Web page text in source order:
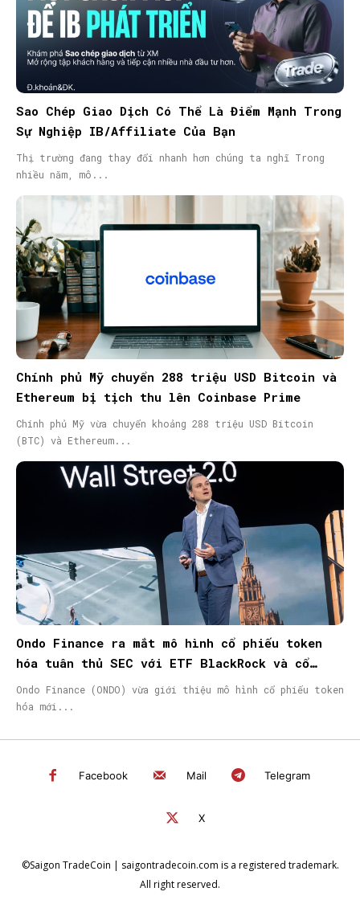
Sao Chép Giao Dịch Có Thể Là Điểm Mạnh Trong
Sự Nghiệp IB/Affiliate Của Bạn
Thị trường đang thay đổi nhanh hơn chúng ta nghĩ Trong
nhiều năm, mô...
Chính phủ Mỹ chuyển 288 triệu USD Bitcoin và
Ethereum bị tịch thu lên Coinbase Prime
Chính phủ Mỹ vừa chuyển khoảng 288 triệu USD Bitcoin
(BTC) và Ethereum...
Ondo Finance ra mắt mô hình cổ phiếu token
hóa tuân thủ SEC với ETF BlackRock và cổ
phiếu Micron
Ondo Finance (ONDO) vừa giới thiệu mô hình cổ phiếu token
hóa mới...
Facebook Mail Telegram
X
©Saigon TradeCoin | saigontradecoin.com is a registered trademark.
All right reserved.